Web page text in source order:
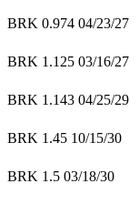
BRK 0.974 04/23/27
BRK 1.125 03/16/27
BRK 1.143 04/25/29
BRK 1.45 10/15/30
BRK 1.5 03/18/30